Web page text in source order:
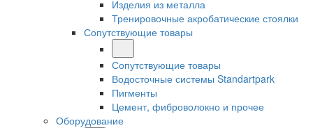
Изделия из металла
Тренировочные акробатические стоялки
Сопутствующие товары
Сопутствующие товары
Водосточные системы Standartpark
Пигменты
Цемент, фиброволокно и прочее
Оборудование